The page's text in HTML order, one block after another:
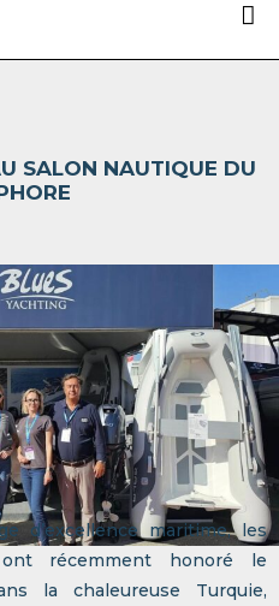
SALON NAUTIQUE DU
d’excellence maritime, les
récemment honoré le
la chaleureuse Turquie,